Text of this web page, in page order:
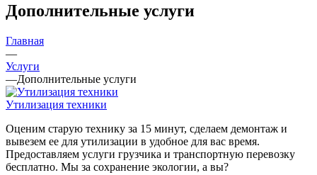
Дополнительные услуги
Главная
—
Услуги
—Дополнительные услуги
Утилизация техники
Оценим старую технику за 15 минут, сделаем демонтаж и
вывезем ее для утилизации в удобное для вас время.
Предоставляем услуги грузчика и транспортную перевозку
бесплатно. Мы за сохранение экологии, а вы?